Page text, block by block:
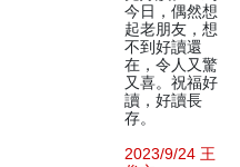
今日，偶然想
起老朋友，想
不到好讀還
在，令人又驚
又喜。祝福好
讀，好讀長
存。
2023/9/24 王